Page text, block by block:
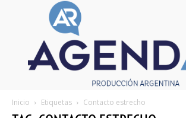
Inicio Etiquetas Contacto estrecho